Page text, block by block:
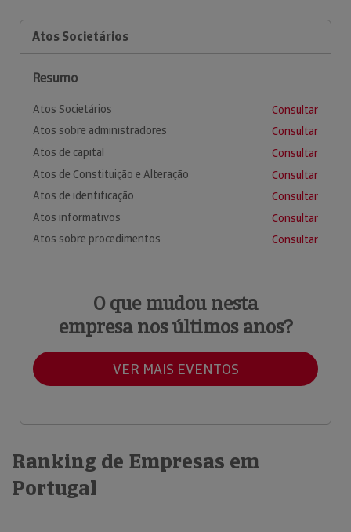
Atos Societários
Resumo
Atos Societários
Consultar
Atos sobre administradores
Consultar
Atos de capital
Consultar
Atos de Constituição e Alteração
Consultar
Atos de identificação
Consultar
Atos informativos
Consultar
Atos sobre procedimentos
Consultar
O que mudou nesta
empresa nos últimos anos?
VER MAIS EVENTOS
Ranking de Empresas em
Portugal